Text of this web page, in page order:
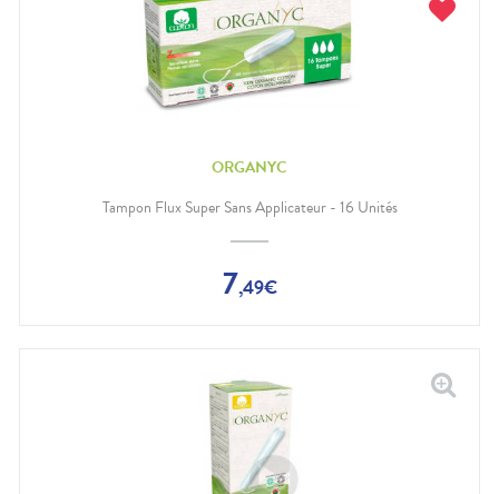
ORGANYC
Tampon Flux Super Sans Applicateur - 16 Unités
7,49€